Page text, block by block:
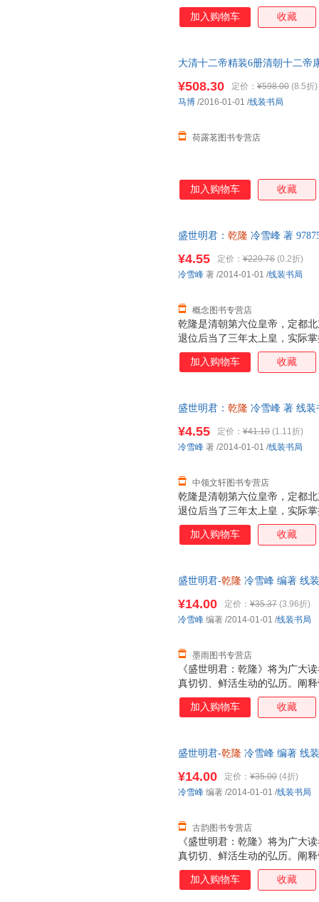
加入购物车 收藏
大清十二帝精装6册清朝十二帝
¥508.30 定价： ¥598.00 (8.5折)
荷露茗图书专营店
马博 /2016-01-01 /线装书局
加入购物车 收藏
盛世明君： 乾隆 冷雪峰 著
乾隆是清朝第六位皇帝，定都
退位后当了三年太上皇，实际
历史上执政时间最长的皇帝。
民族国家的发展，六次下江南
¥4.55 定价： ¥229.76 (0.2折)
概念图书专营店
冷雪峰 著 /2014-01-01 /线装书局
加入购物车 收藏
盛世明君： 乾隆 冷雪峰 著 线
乾隆是清朝第六位皇帝，定都
退位后当了三年太上皇，实际
历史上执政时间最长的皇帝。
民族国家的发展，六次下江南
¥4.55 定价： ¥41.10 (1.11折)
中领文轩图书专营店
冷雪峰 著 /2014-01-01 /线装书局
加入购物车 收藏
盛世明君-乾隆 冷雪峰 编著 线
《盛世明君：乾隆》将为广大
真切切、鲜活生动的弘历。阐
奇画卷。
¥14.00 定价： ¥35.37 (3.96折)
墨雨图书专营店
冷雪峰 编著 /2014-01-01 /线装书局
加入购物车 收藏
盛世明君-乾隆 冷雪峰 编著 线
《盛世明君：乾隆》将为广大
真切切、鲜活生动的弘历。阐
奇画卷。
¥14.00 定价： ¥35.00 (4折)
古韵图书专营店
冷雪峰 编著 /2014-01-01 /线装书局
加入购物车 收藏